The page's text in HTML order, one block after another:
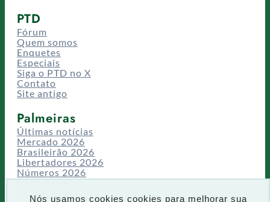
Nós usamos cookies cookies para melhorar sua
PTD
Fórum
Quem somos
Enquetes
Especiais
Siga o PTD no X
Contato
Site antigo
Palmeiras
Últimas notícias
Mercado 2026
Brasileirão 2026
Libertadores 2026
Números 2026
Campeonatos